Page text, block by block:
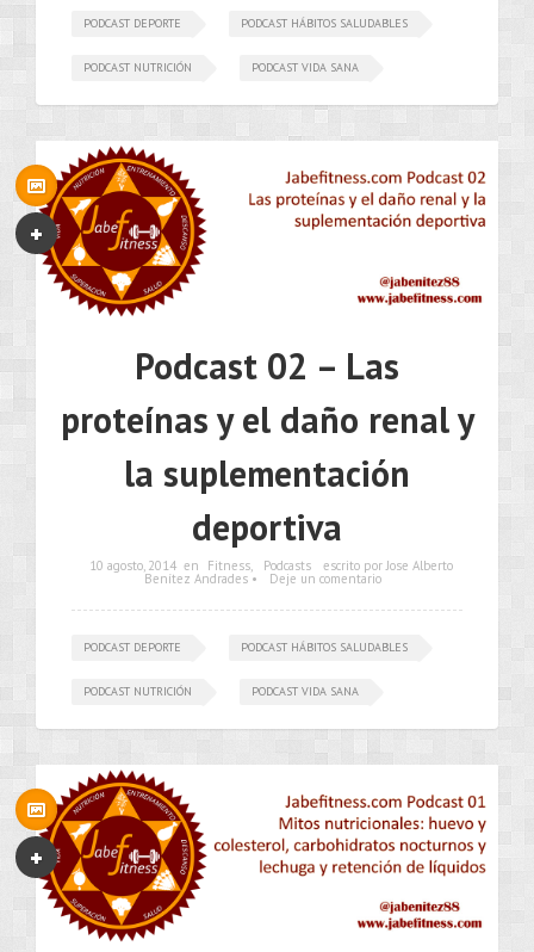
PODCAST DEPORTE PODCAST HÁBITOS SALUDABLES
PODCAST NUTRICIÓN PODCAST VIDA SANA
Podcast 02 – Las
proteínas y el daño renal y
la suplementación
deportiva
10 agosto, 2014 en Fitness, Podcasts escrito por Jose Alberto
Benítez Andrades • Deje un comentario
PODCAST DEPORTE PODCAST HÁBITOS SALUDABLES
PODCAST NUTRICIÓN PODCAST VIDA SANA